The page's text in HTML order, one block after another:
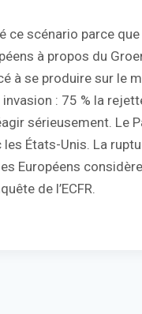
ce scénario parce
à propos du
à se produire sur le
: 75 % la
sérieusement. Le
États-Unis. La
Européens
de l’ECFR.